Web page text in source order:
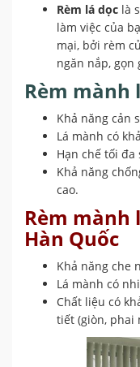
Rèm lá dọc là
làm việc của
mại, bởi rèm
ngăn nắp, gọn
Rèm mành
Khả năng cản
Lá mành có
Hạn chế tối
Khả năng
cao.
Rèm mành
Hàn Quốc
Khả năng che
Lá mành có
Chất liệu có
tiết (giòn, phai